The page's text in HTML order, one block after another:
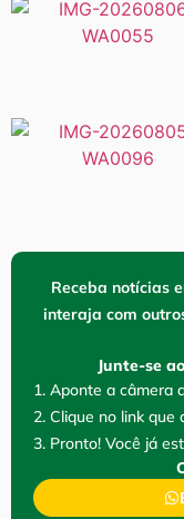
Receba notícias
interaja com
Junte-se
1. Aponte a câmera
2. Clique no link que
3. Pronto! Você já